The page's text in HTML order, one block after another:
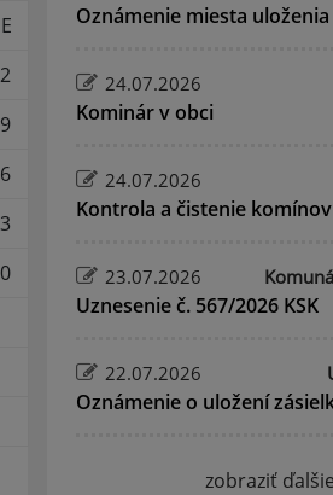
Oznámenie miesta
24.07.2026
Kominár v obci
24.07.2026
Kontrola a čistenie komínov
23.07.2026
Uznesenie č. 567/2026 KSK
22.07.2026
Oznámenie o uložení
zobraziť ďalšie